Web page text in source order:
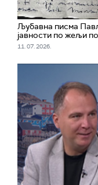
Љубавна писма
јавности по жељи
11. 07. 2026.